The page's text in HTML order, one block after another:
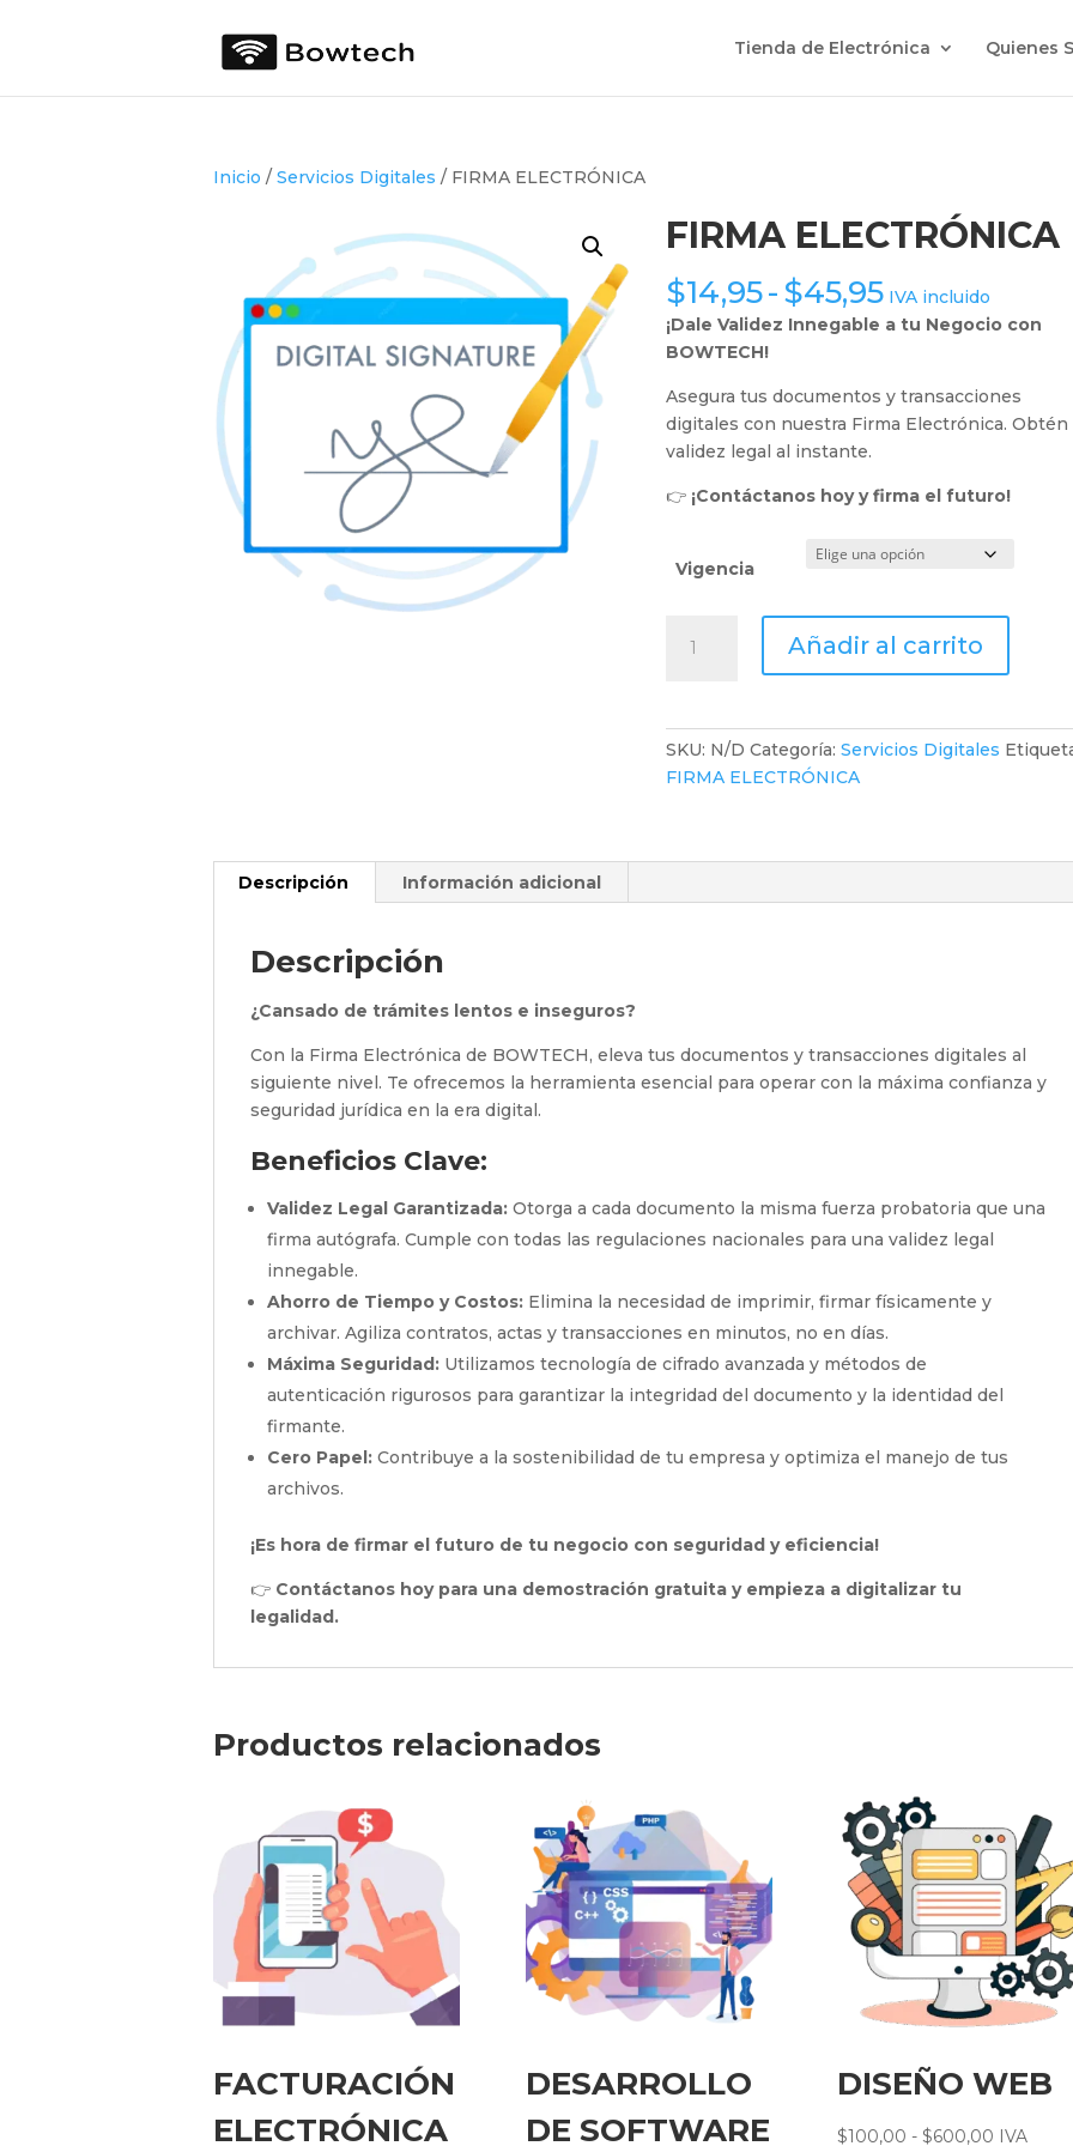
Tienda de Electrónica Quienes
Inicio / Servicios Digitales / FIRMA ELECTRÓNICA
FIRMA ELECTRÓNICA
$14,95-$45,95Rango
de
precios:
$14,95
hasta
IVA incluido
¡Dale Validez Innegable a tu Negocio con
BOWTECH!
Asegura tus documentos y transacciones
digitales con nuestra Firma Electrónica. Obtén
validez legal al instante.
👉 ¡Contáctanos hoy y firma el futuro!
Vigencia
ELECTRÓNICAAñadir al carrito
SKU: N/D Categoría:Servicios Digitales
FIRMA ELECTRÓNICA
Descripción Información adicional
Descripción
¿Cansado de trámites lentos e inseguros?
Con la Firma Electrónica de BOWTECH, eleva tus documentos y transacciones digitales al
siguiente nivel. Te ofrecemos la herramienta esencial para operar con la máxima confianza y
seguridad jurídica en la era digital.
Beneficios Clave:
Validez Legal Garantizada: Otorga a cada documento la misma fuerza probatoria que una
firma autógrafa. Cumple con todas las regulaciones nacionales para una validez legal
innegable.
Ahorro de Tiempo y Costos: Elimina la necesidad de imprimir, firmar físicamente y
archivar. Agiliza contratos, actas y transacciones en minutos, no en días.
Máxima Seguridad: Utilizamos tecnología de cifrado avanzada y métodos de
autenticación rigurosos para garantizar la integridad del documento y la identidad del
firmante.
Cero Papel: Contribuye a la sostenibilidad de tu empresa y optimiza el manejo de tus
archivos.
¡Es hora de firmar el futuro de tu negocio con seguridad y eficiencia!
👉 Contáctanos hoy para una demostración gratuita y empieza a digitalizar tu
legalidad.
Productos relacionados
FACTURACIÓN
ELECTRÓNICA
DESARROLLO
DE SOFTWARE
DISEÑO WEB
$100,00 - $600,00 Rango
IVA